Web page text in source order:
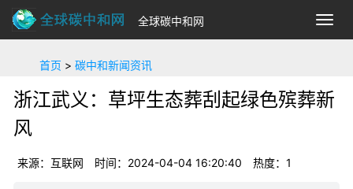
切
换
全球碳中和网
首页 > 碳中和新闻资讯
浙江武义：草坪生态葬刮起绿色殡葬新
风
来源：互联网 时间：2024-04-04 16:20:40 热度：1